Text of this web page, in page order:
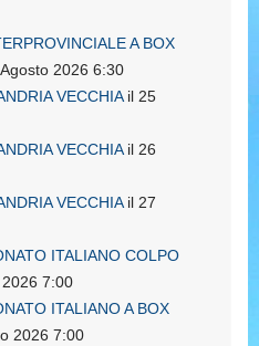
A BOX
2026 6:30
VECCHIAil 25
VECCHIAil 26
VECCHIAil 27
ITALIANO COLPO
7:00
ITALIANO A BOX
2026 7:00